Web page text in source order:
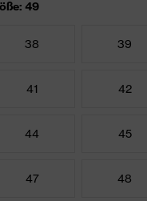
49
38 39
41 42
44 45
47 48